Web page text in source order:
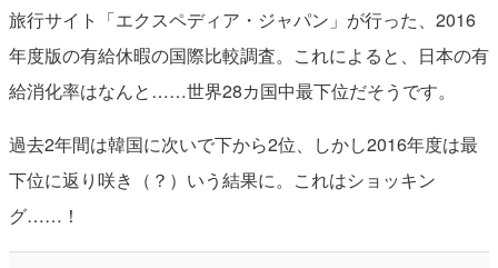
旅行サイト「エクスペディア・ジャパン」が行った、2016
年度版の有給休暇の国際比較調査。これによると、日本の有
給消化率はなんと……世界28カ国中最下位だそうです。
過去2年間は韓国に次いで下から2位、しかし2016年度は最
下位に返り咲き（？）いう結果に。これはショッキン
グ……！